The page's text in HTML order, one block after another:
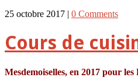
25 octobre 2017 | 0 Comments
Cours de
Mesdemoiselles, en 2017 pour